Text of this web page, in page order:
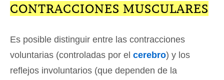
CONTRACCIONES MUSCULARES
Es posible distinguir entre las contracciones
voluntarias (controladas por el cerebro) y los
reflejos involuntarios (que dependen de la